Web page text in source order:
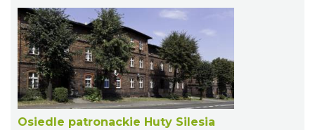
Osiedle patronackie Huty Silesia